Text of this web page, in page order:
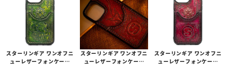
スターリンギア ワンオフニ
ューレザーフォンケース
スターリンギア ワンオフニ
ューレザーフォンケース
スターリンギア ワンオフニ
ューレザーフォンケース